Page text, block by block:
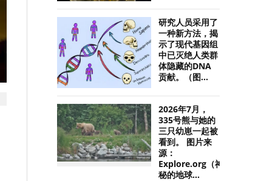
研究人员采用了
一种新方法，揭
示了现代基因组
中已灭绝人类群
体隐藏的DNA
贡献。（图...
2026年7月，
335号熊与她的
三只幼崽一起被
看到。 图片来
源：
Explore.org（神
秘的地球...